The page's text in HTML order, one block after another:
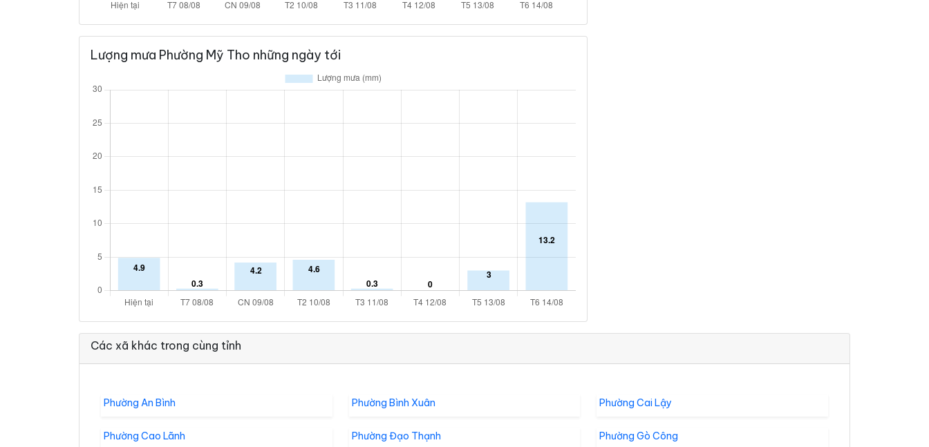
Lượng mưa Phường Mỹ Tho những ngày tới
Các xã khác trong cùng tỉnh
Phường An Bình Phường Bình Xuân Phường Cai Lậy
Phường Cao Lãnh Phường Đạo Thạnh Phường Gò Công